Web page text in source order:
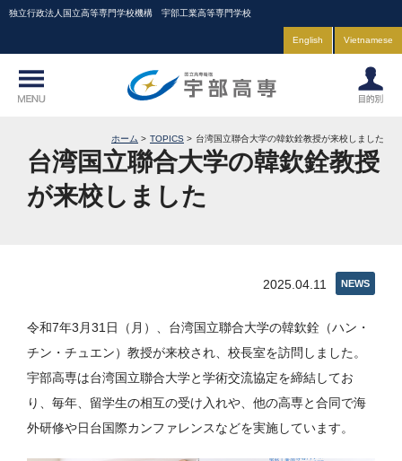
独立行政法人国立高等専門学校機構 宇部工業高等専門学校
English Vietnamese
ホーム TOPICS 台湾国立聯合大学の韓欽銓教授が来校しました
台湾国立聯合大学の韓欽銓教授
が来校しました
NEWS
2025.04.11
令和7年3月31日（月）、台湾国立聯合大学の韓欽銓（ハン・
チン・チュエン）教授が来校され、校長室を訪問しました。
宇部高専は台湾国立聯合大学と学術交流協定を締結してお
り、毎年、留学生の相互の受け入れや、他の高専と合同で海
外研修や日台国際カンファレンスなどを実施しています。